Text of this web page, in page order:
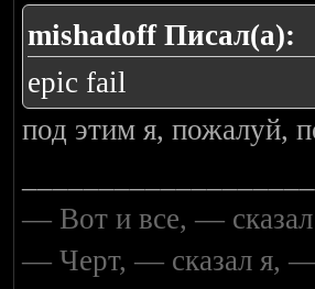
mishadoff Писал(а):
epic fail
под этим я, пожалуй,
— Вот и все, —
— Черт, — сказал я, —